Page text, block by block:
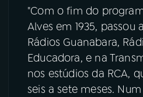
"Com o fim do
Alves em 1935, passou
Rádios Guanabara,
Educadora, e na
nos estúdios da RCA,
seis a sete meses.